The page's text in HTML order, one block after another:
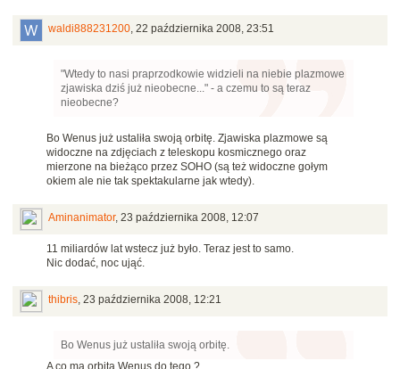
waldi888231200, 22 października 2008, 23:51
"Wtedy to nasi praprzodkowie widzieli na niebie plazmowe
zjawiska dziś już nieobecne..." - a czemu to są teraz
nieobecne?
Bo Wenus już ustaliła swoją orbitę. Zjawiska plazmowe są
widoczne na zdjęciach z teleskopu kosmicznego oraz
mierzone na bieżąco przez SOHO (są też widoczne gołym
okiem ale nie tak spektakularne jak wtedy).
Aminanimator, 23 października 2008, 12:07
11 miliardów lat wstecz już było. Teraz jest to samo.
Nic dodać, noc ująć.
thibris, 23 października 2008, 12:21
Bo Wenus już ustaliła swoją orbitę.